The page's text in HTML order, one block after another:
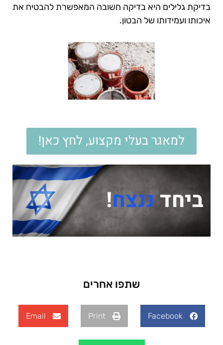
בדיקת גלילים היא בדיקה חשובה המאפשרת להבטיח את
איכותו ועמידותו של הבטון.
למאגר בעלי מקצוע, לחץ כאן!
שתפו אחרים
Facebook
Print
Email